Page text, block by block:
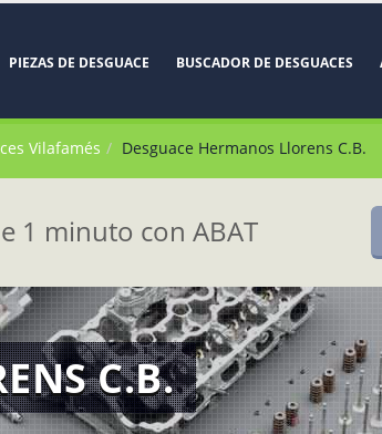
PIEZAS DE DESGUACE BUSCADOR DE DESGUACES
Vilafamés Desguace Hermanos Llorens C.B.
1 minuto con ABAT
C.B.